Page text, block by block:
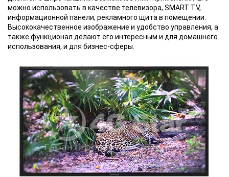
можно использовать в качестве телевизора, SMART TV,
информационной панели, рекламного щита в помещении.
Высококачественное изображение и удобство управления, а
также функционал делают его интересным и для домашнего
использования, и для бизнес-сферы.